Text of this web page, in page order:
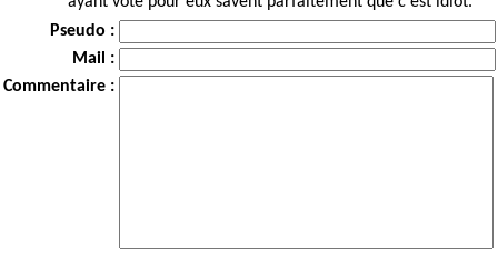
Pseudo :
Mail :
Commentaire :